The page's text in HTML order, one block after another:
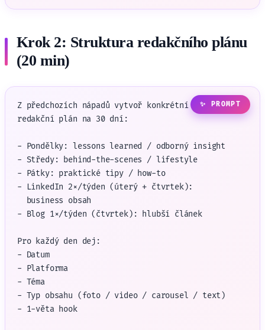
Krok 2: Struktura redakčního plánu
(20 min)
Z předchozích nápadů vytvoř konkrétní
redakční plán na 30 dní:
- Pondělky: lessons learned / odborný insight
- Středy: behind-the-scenes / lifestyle
- Pátky: praktické tipy / how-to
- LinkedIn 2×/týden (úterý + čtvrtek):
- Blog 1×/týden (čtvrtek): hlubší článek
Pro každý den dej:
- Datum
- Platforma
- Téma
- Typ obsahu (foto / video / carousel / text)
- 1-věta hook